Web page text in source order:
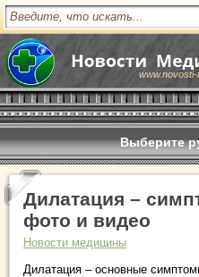
Выберите
Дилатация –
фото и видео
Новости медицины
Дилатация – основные